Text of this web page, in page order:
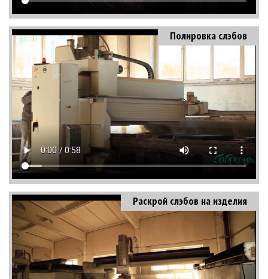
Полировка слэбов
Раскрой слэбов на изделия